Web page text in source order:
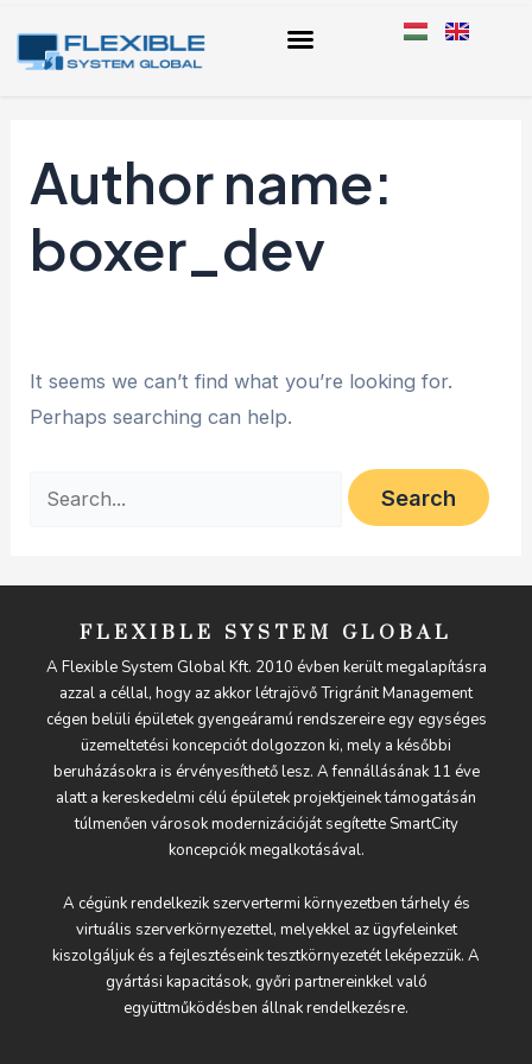
Author name:
boxer_dev
It seems we can’t find what you’re looking for.
Perhaps searching can help.
for:
FLEXIBLE SYSTEM GLOBAL
A Flexible System Global Kft. 2010 évben került megalapításra
azzal a céllal, hogy az akkor létrajövő Trigránit Management
cégen belüli épületek gyengeáramú rendszereire egy egységes
üzemeltetési koncepciót dolgozzon ki, mely a későbbi
beruházásokra is érvényesíthető lesz. A fennállásának 11 éve
alatt a kereskedelmi célú épületek projektjeinek támogatásán
túlmenően városok modernizációját segítette SmartCity
koncepciók megalkotásával.
A cégünk rendelkezik szervertermi környezetben tárhely és
virtuális szerverkörnyezettel, melyekkel az ügyfeleinket
kiszolgáljuk és a fejlesztéseink tesztkörnyezetét leképezzük. A
gyártási kapacitások, győri partnereinkkel való
együttműködésben állnak rendelkezésre.